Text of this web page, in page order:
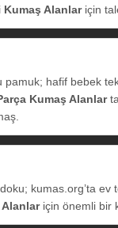
Kumaş Alanlariçin
pamuk; hafif bebek
Kumaş Alanlar
kumas.org’ta ev
Alanlariçin önemli bir